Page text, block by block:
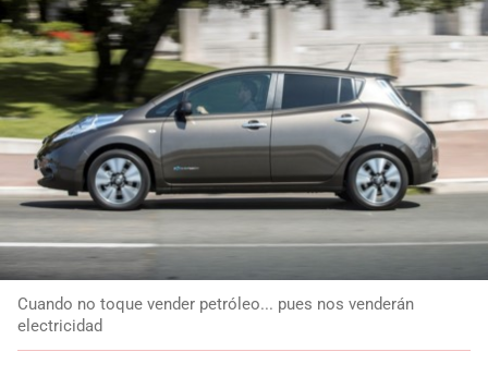
Cuando no toque vender petróleo... pues nos venderán
electricidad